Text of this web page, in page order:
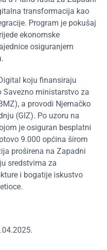
transformacija kao
Program je pokušaj
ekonomske
osiguranjem
koju finansiraju
Savezno ministarstvo za
a provodi Njemačko
(GIZ). Po uzoru na
je osiguran besplatni
9.000 općina širom
proširena na Zapadni
sredstvima za
i bogatije iskustvo